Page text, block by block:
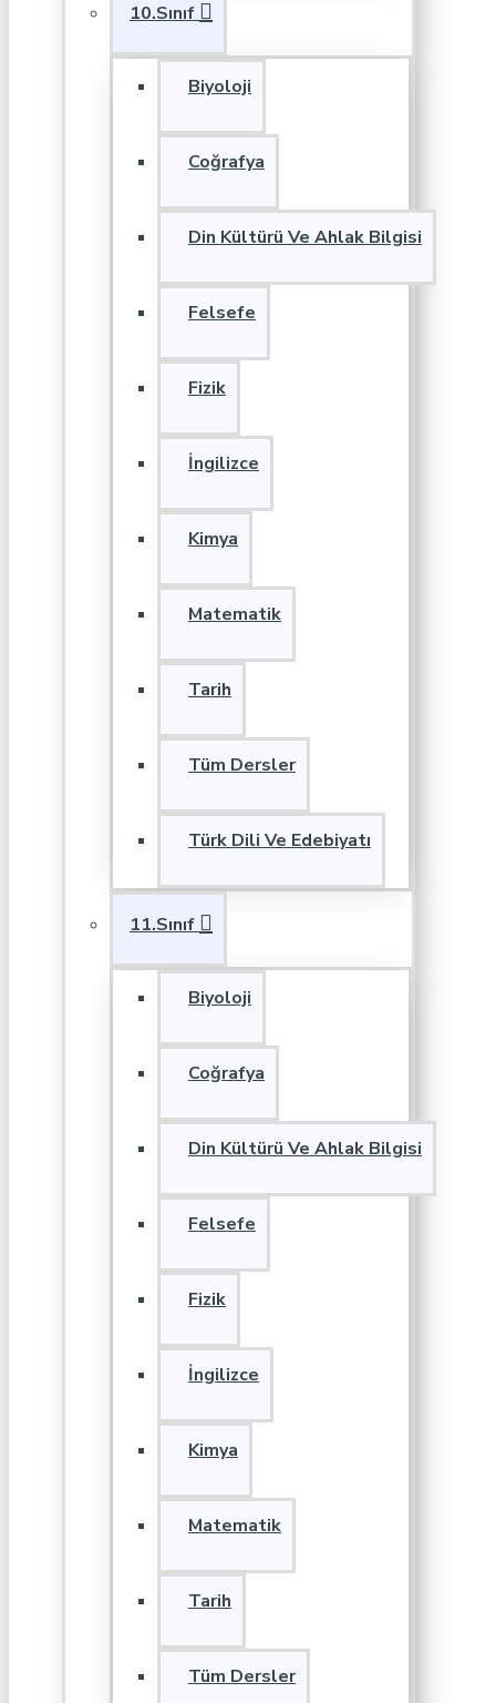
10.Sınıf
Biyoloji
Coğrafya
Din Kültürü Ve Ahlak Bilgisi
Felsefe
Fizik
İngilizce
Kimya
Matematik
Tarih
Tüm Dersler
Türk Dili Ve Edebiyatı
11.Sınıf
Biyoloji
Coğrafya
Din Kültürü Ve Ahlak Bilgisi
Felsefe
Fizik
İngilizce
Kimya
Matematik
Tarih
Tüm Dersler